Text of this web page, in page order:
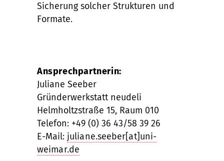
Sicherung solcher Strukturen und
Formate.
Ansprechpartnerin:
Juliane Seeber
Gründerwerkstatt neudeli
Helmholtzstraße 15, Raum 010
Telefon: +49 (0) 36 43/58 39 26
E-Mail: juliane.seeber[at]uni-
weimar.de